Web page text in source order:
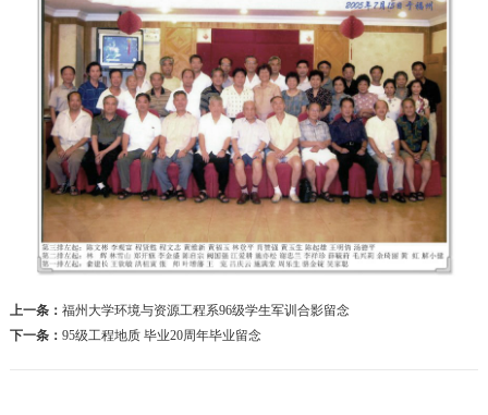
上一条： 福州大学环境与资源工程系96级学生军训合影留念
下一条： 95级工程地质 毕业20周年毕业留念